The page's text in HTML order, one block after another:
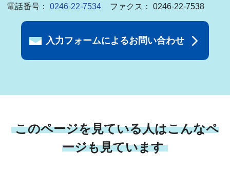
電話番号：0246-22-7534 ファクス： 0246-22-7538
入力フォームによるお問い合わせ
このページを見ている人はこんなペ
ージも見ています